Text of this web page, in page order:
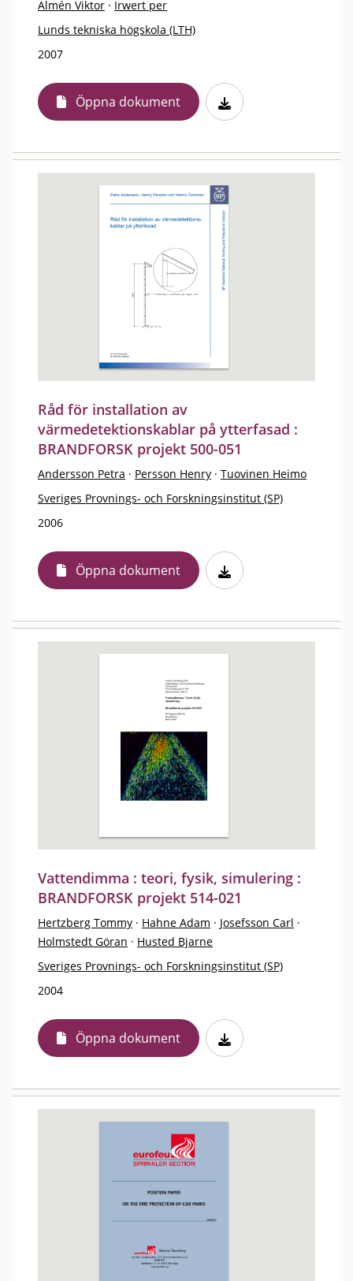
Almén Viktor · Irwert per
Lunds tekniska högskola (LTH)
2007
Öppna dokument
Råd för installation av
värmedetektionskablar på ytterfasad :
BRANDFORSK projekt 500-051
Andersson Petra · Persson Henry · Tuovinen Heimo
Sveriges Provnings- och Forskningsinstitut (SP)
2006
Öppna dokument
Vattendimma : teori, fysik, simulering :
BRANDFORSK projekt 514-021
Hertzberg Tommy · Hahne Adam · Josefsson Carl ·
Holmstedt Göran · Husted Bjarne
Sveriges Provnings- och Forskningsinstitut (SP)
2004
Öppna dokument